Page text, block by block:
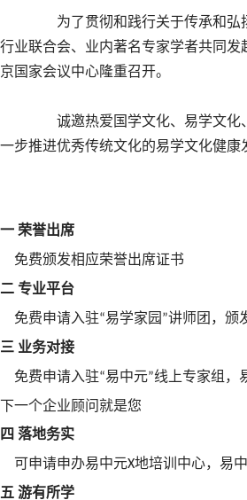
为了贯彻和践行关于传承和
行业联合会、业内著名专家学者共同发
京国家会议中心隆重召开。
诚邀热爱国学文化、易学文化
一步推进优秀传统文化的易学文化健康
一 荣誉出席
免费颁发相应荣誉出席证书
二 专业平台
免费申请入驻“易学家园 ”讲师团，颁
三 业务对接
免费申请入驻“易中元”线上专家组，
下一个企业顾问就是您
四 落地务实
可申请申办易中元X地培训中心，易
五 游有所学